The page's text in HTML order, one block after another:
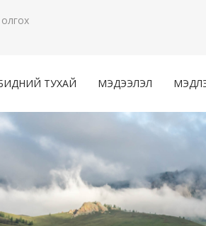
ТУХАЙ МЭДЭЭЛЭЛ